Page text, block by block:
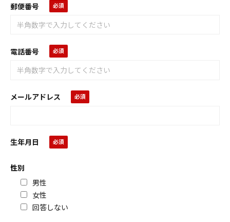
郵便番号
電話番号
メールアドレス
生年月日
性別
男性
女性
回答しない